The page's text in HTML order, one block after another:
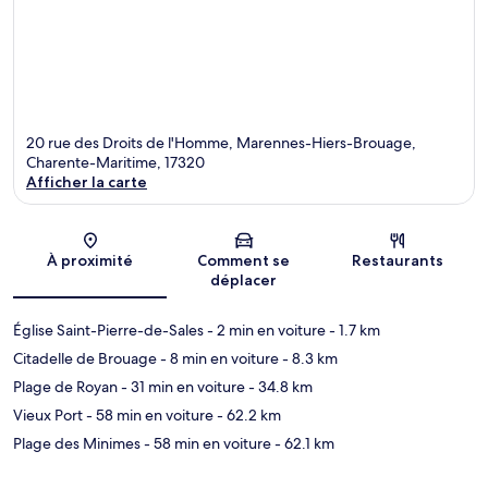
20 rue des Droits de l'Homme, Marennes-Hiers-Brouage,
Charente-Maritime, 17320
Afficher la carte
À proximité
Comment se
déplacer
Restaurants
Église Saint-Pierre-de-Sales- 2 min en voiture- 1.7 km
Citadelle de Brouage- 8 min en voiture- 8.3 km
Plage de Royan- 31 min en voiture- 34.8 km
Vieux Port- 58 min en voiture- 62.2 km
Plage des Minimes- 58 min en voiture- 62.1 km